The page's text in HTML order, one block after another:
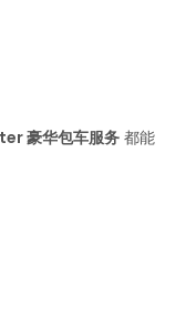
豪华包车服务 都能